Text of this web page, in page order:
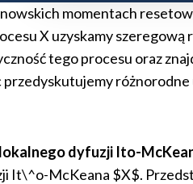
momentach
X uzyskamy
tego procesu oraz
dyfuzji Ito-
It\^o-McKeana $X$.